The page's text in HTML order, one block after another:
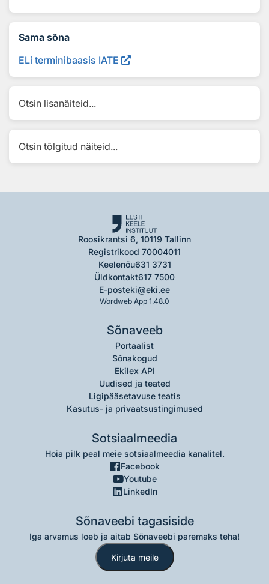
Sama sõna
ELi terminibaasis IATE
Otsin lisanäiteid...
Otsin tõlgitud näiteid...
Roosikrantsi 6, 10119 Tallinn
Registrikood 70004011
Keelenõu631 3731
Üldkontakt617 7500
E-posteki@eki.ee
Wordweb App 1.48.0
Sõnaveeb
Portaalist
Sõnakogud
Ekilex API
Uudised ja teated
Ligipääsetavuse teatis
Kasutus- ja privaatsustingimused
Sotsiaalmeedia
Hoia pilk peal meie sotsiaalmeedia kanalitel.
Facebook
Youtube
LinkedIn
Sõnaveebi tagasiside
Iga arvamus loeb ja aitab Sõnaveebi paremaks teha!
Kirjuta meile